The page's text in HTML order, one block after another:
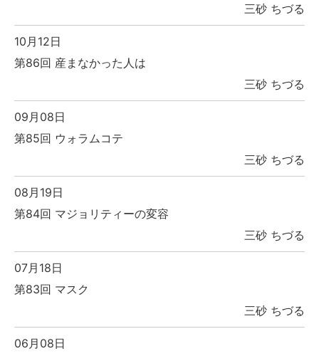
三砂 ちづる
10月12日
第86回 産まなかった人は
三砂 ちづる
09月08日
第85回 ウォラムコテ
三砂 ちづる
08月19日
第84回 マジョリティーの変容
三砂 ちづる
07月18日
第83回 マスク
三砂 ちづる
06月08日